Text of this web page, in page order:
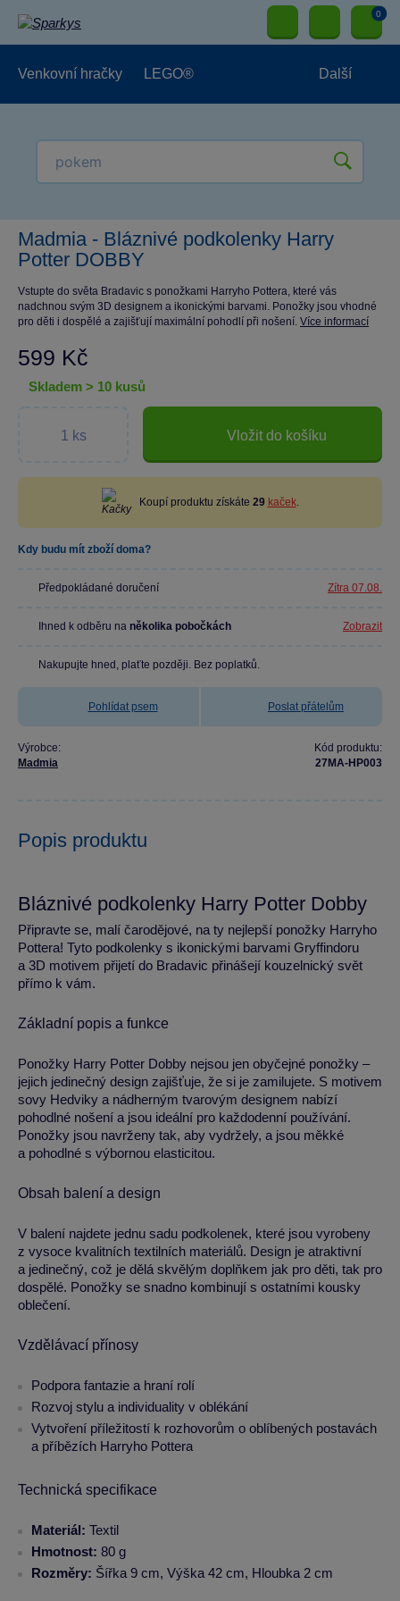
0
Venkovní hračky LEGO® Další
Madmia - Bláznivé podkolenky Harry
Potter DOBBY
Vstupte do světa Bradavic s ponožkami Harryho Pottera, které vás
nadchnou svým 3D designem a ikonickými barvami. Ponožky jsou vhodné
pro děti i dospělé a zajišťují maximální pohodlí při nošení. Více informací
599 Kč
skladem > 10 kusů
Vložit do košíku
Koupí produktu získáte 29 kaček.
Kdy budu mít zboží doma?
Předpokládané doručení Zítra 07.08.
Ihned k odběru na několika pobočkách Zobrazit
Nakupujte hned, plaťte později. Bez poplatků.
Pohlídat psem Poslat přátelům
Výrobce:
Madmia
Kód produktu:
27MA-HP003
Popis produktu
Bláznivé podkolenky Harry Potter Dobby
Připravte se, malí čarodějové, na ty nejlepší ponožky Harryho
Pottera! Tyto podkolenky s ikonickými barvami Gryffindoru
a 3D motivem přijetí do Bradavic přinášejí kouzelnický svět
přímo k vám.
Základní popis a funkce
Ponožky Harry Potter Dobby nejsou jen obyčejné ponožky –
jejich jedinečný design zajišťuje, že si je zamilujete. S motivem
sovy Hedviky a nádherným tvarovým designem nabízí
pohodlné nošení a jsou ideální pro každodenní používání.
Ponožky jsou navrženy tak, aby vydržely, a jsou měkké
a pohodlné s výbornou elasticitou.
Obsah balení a design
V balení najdete jednu sadu podkolenek, které jsou vyrobeny
z vysoce kvalitních textilních materiálů. Design je atraktivní
a jedinečný, což je dělá skvělým doplňkem jak pro děti, tak pro
dospělé. Ponožky se snadno kombinují s ostatními kousky
oblečení.
Vzdělávací přínosy
Podpora fantazie a hraní rolí
Rozvoj stylu a individuality v oblékání
Vytvoření příležitostí k rozhovorům o oblíbených postavách
a příbězích Harryho Pottera
Technická specifikace
Materiál: Textil
Hmotnost: 80 g
Rozměry: Šířka 9 cm, Výška 42 cm, Hloubka 2 cm